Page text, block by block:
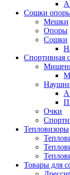
Сошки
Мешки
Опоры
Сошки
Спортивная
Очки
Тепловизоры
Товары для